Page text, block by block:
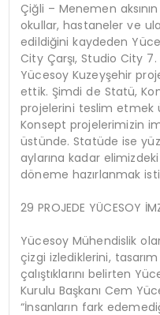
Çiğli – Menemen
okullar, hastaneler ve
edildiğini kaydeden
City Çarşı, Studio City
Yücesoy Kuzeyşehir
ettik. Şimdi de Statü,
projelerini teslim etmek
Konsept projelerimizin
üstünde. Statüde ise
aylarına kadar
döneme hazırlanmak
29 PROJEDE YÜCESOY
Yücesoy Mühendislik
çizgi izlediklerini,
çalıştıklarını belirten
Kurulu Başkanı Cem
“İnsanların fark